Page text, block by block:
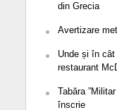
din Grecia
Avertizare
Unde și în
restaurant
Tabăra
înscrie